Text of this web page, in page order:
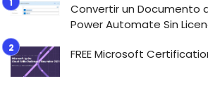
Convertir un Documento
Power Automate Sin
FREE Microsoft